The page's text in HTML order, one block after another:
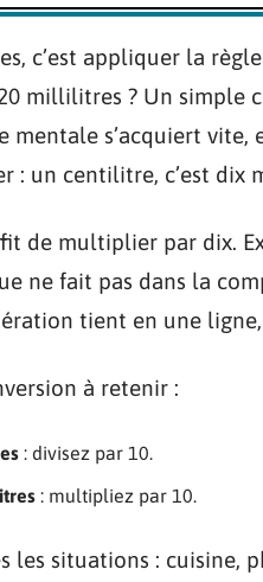
c’est appliquer la
millilitres ? Un simple
s’acquiert vite,
: un centilitre, c’est dix
de multiplier par dix.
ne fait pas dans la
tient en une
à retenir :
: divisez par 10.
: multipliez par 10.
les situations : cuisine,